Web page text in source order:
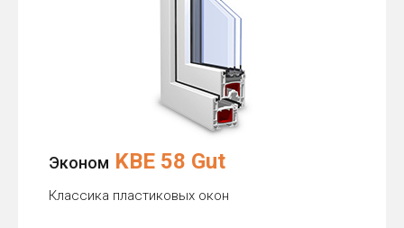
Эконом KBE 58 Gut
Классика пластиковых окон